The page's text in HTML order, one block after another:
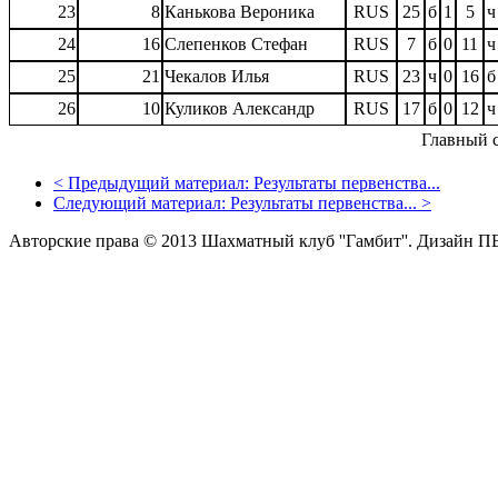
23
8 Канькова Вероника RUS 25 б 1 5
ч
24
16 Слепенков Стефан RUS 7 б 0 11
ч
25
21 Чекалов Илья RUS 23 ч 0 16 б
26
10 Куликов Александр RUS 17 б 0 12 ч
Главный
< Предыдущий материал: Результаты первенства...
Следующий материал: Результаты первенства... >
Авторские права © 2013 Шахматный клуб ''Гамбит''. Дизайн